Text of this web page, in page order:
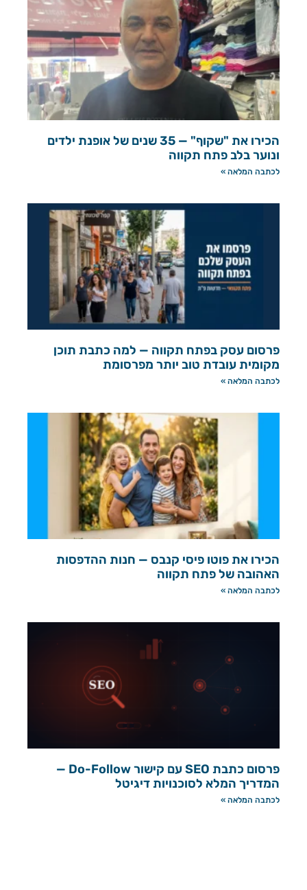
הכירו את "שקוף" — 35 שנים של אופנת ילדים
ונוער בלב פתח תקווה
לכתבה המלאה »
פרסום עסק בפתח תקווה — למה כתבת תוכן
מקומית עובדת טוב יותר מפרסומת
לכתבה המלאה »
הכירו את פוטו פיסי קנבס — חנות ההדפסות
האהובה של פתח תקווה
לכתבה המלאה »
פרסום כתבת SEO עם קישור Do-Follow —
המדריך המלא לסוכנויות דיגיטל
לכתבה המלאה »